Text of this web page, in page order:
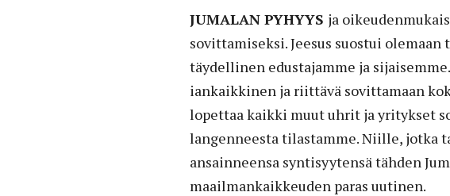
JUMALAN PYHYYS ja
sovittamiseksi. Jeesus suostui
täydellinen edustajamme ja
iankaikkinen ja riittävä sovittamaan
lopettaa kaikki muut uhrit ja yritykset
langenneesta tilastamme. Niille, jotka
ansainneensa syntisyytensä tähden
maailmankaikkeuden paras uutinen.